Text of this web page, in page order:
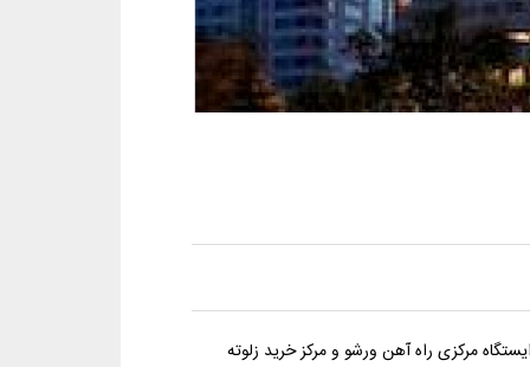
با کاخ فرهنگ و علم، ایستگاه مرکزی راه آهن ورشو و مرکز خرید زلوته